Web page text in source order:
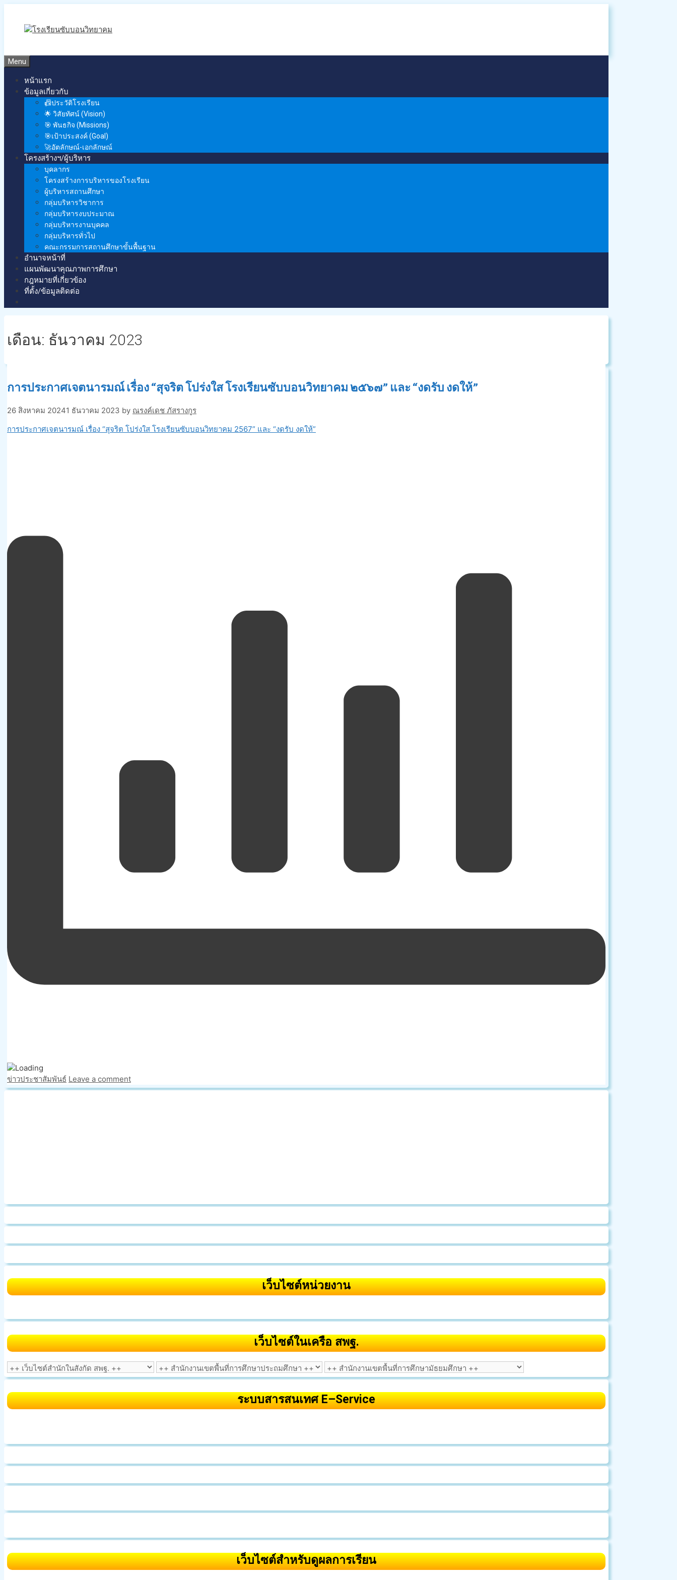
content
Menu
หน้าแรก
ข้อมูลเกี่ยวกับ
📠ประวัติโรงเรียน
🌟 วิสัยทัศน์ (Vision)
🎯 พันธกิจ (Missions)
🎯เป้าประสงค์ (Goal)
🚀อัตลักษณ์-เอกลักษณ์
โครงสร้างฯ/ผู้บริหาร
บุคลากร
โครงสร้างการบริหารของโรงเรียน
ผู้บริหารสถานศึกษา
กลุ่มบริหารวิชาการ
กลุ่มบริหารงบประมาณ
กลุ่มบริหารงานบุคคล
กลุ่มบริหารทั่วไป
คณะกรรมการสถานศึกษาขั้นพื้นฐาน
อำนาจหน้าที่
แผนพัฒนาคุณภาพการศึกษา
กฎหมายที่เกี่ยวข้อง
ที่ตั้ง/ข้อมูลติดต่อ
เดือน: ธันวาคม 2023
การประกาศเจตนารมณ์ เรื่อง “สุจริต โปร่งใส โรงเรียนซับบอนวิทยาคม ๒๕๖๗” และ “งดรับ งดให้”
26 สิงหาคม 20241 ธันวาคม 2023 by ณรงค์เดช ภัสรางกูร
การประกาศเจตนารมณ์ เรื่อง “สุจริต โปร่งใส โรงเรียนซับบอนวิทยาคม 2567” และ “งดรับ งดให้”
Categories
ข่าวประชาสัมพันธ์ Leave a comment
เว็บไซต์หน่วยงาน
เว็บไซต์ในเครือ สพฐ.
ระบบสารสนเทศ E–Service
เว็บไซต์สำหรับดูผลการเรียน